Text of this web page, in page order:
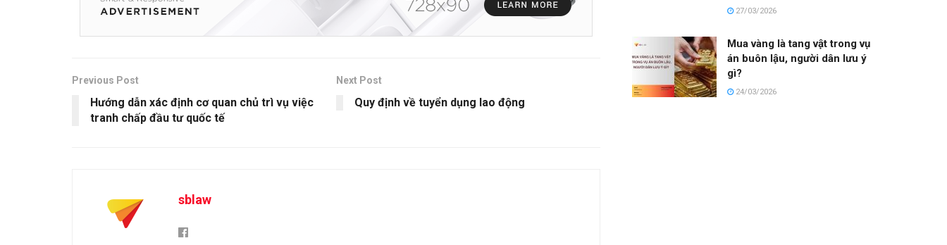
Previous Post
Hướng dẫn xác định cơ quan chủ trì vụ việc
tranh chấp đầu tư quốc tế
Next Post
Quy định về tuyển dụng lao động
sblaw
27/03/2026
Mua vàng là tang vật trong vụ
án buôn lậu, người dân lưu ý
gì?
24/03/2026